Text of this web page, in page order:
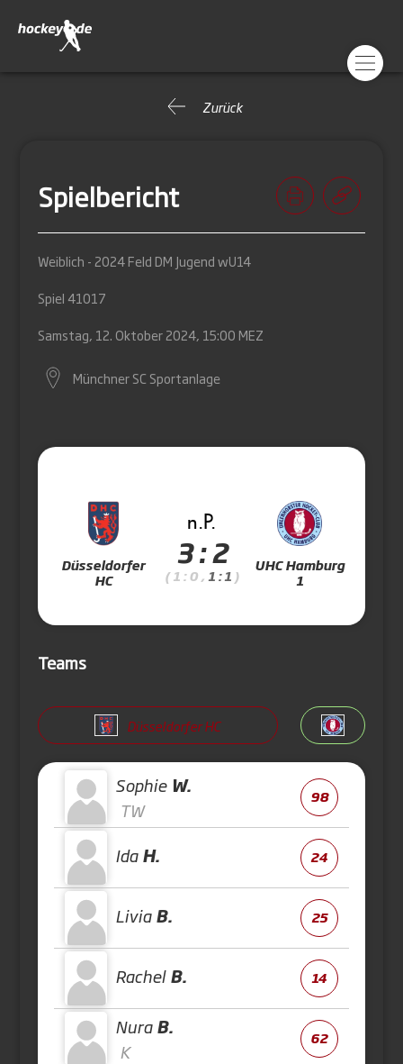
Zurück
Spielbericht
Weiblich - 2024 Feld DM Jugend wU14
Spiel 41017
Samstag, 12. Oktober 2024, 15:00 MEZ
Münchner SC Sportanlage
Düsseldorfer
HC
n.P.
3 : 2
( 1 : 0 , 1 : 1)
UHC Hamburg
1
Teams
Düsseldorfer HC
Sophie W.
TW
98
Ida H. 24
Livia B. 25
Rachel B. 14
Nura B.
K
62